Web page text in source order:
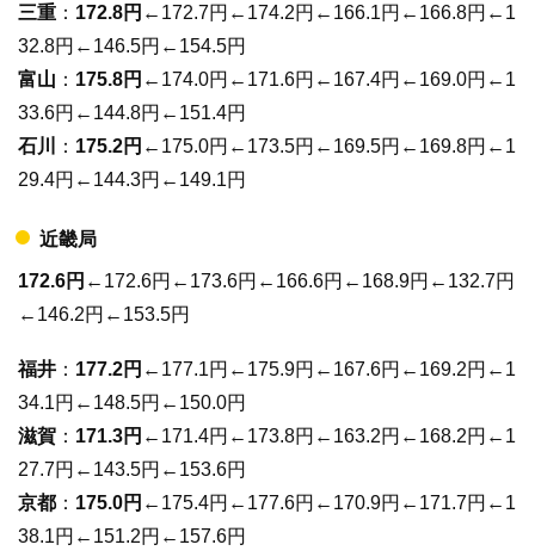
三重 ： 172.8円 ←172.7円←174.2円←166.1円←166.8円←1
32.8円←146.5円←154.5円
富山 ： 175.8円 ←174.0円←171.6円←167.4円←169.0円←1
33.6円←144.8円←151.4円
石川
： 175.2円 ←175.0円←173.5円←169.5円←169.8円←1
29.4円←144.3円←149.1円
近畿局
172.6円 ←172.6円←173.6円←166.6円←168.9円←132.7円
←146.2円←153.5円
福井 ： 177.2円 ←177.1円←175.9円←167.6円←169.2円←1
34.1円←148.5円←150.0円
滋賀 ： 171.3円 ←171.4円←173.8円←163.2円←168.2円←1
27.7円←143.5円←153.6円
京都 ： 175.0円 ←175.4円←177.6円←170.9円←171.7円←1
38.1円←151.2円←157.6円